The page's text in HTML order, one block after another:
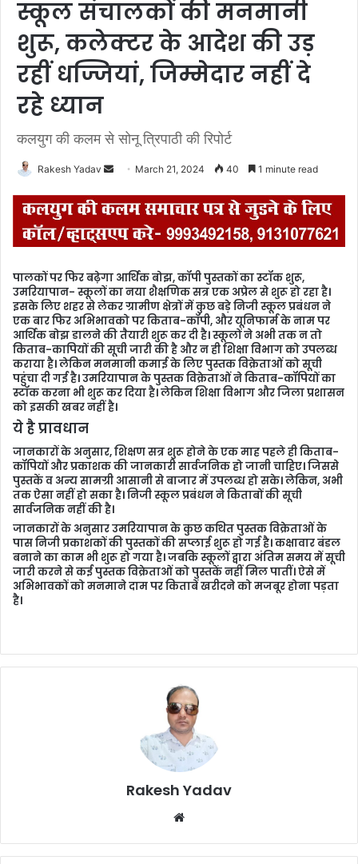
स्कूल संचालकों की मनमानी
शुरू, कलेक्टर के आदेश की उड़
रहीं धज्जियां, जिम्मेदार नहीं दे
रहे ध्यान
कलयुग की कलम से सोनू त्रिपाठी की रिपोर्ट
Rakesh Yadav
n
d
a
e
m
a
i
l
March 21, 2024 40 1 minute read
पालकों पर फिर बढ़ेगा आर्थिक बोझ, कॉपी पुस्तकों का स्टॉक शुरू,
उमरियापान- स्कूलों का नया शैक्षणिक सत्र एक अप्रेल से शुरू हो रहा है।
इसके लिए शहर से लेकर ग्रामीण क्षेत्रों में कुछ बड़े निजी स्कूल प्रबंधन ने
एक बार फिर अभिभावको पर किताब-कॉपी, और यूनिफार्म के नाम पर
आर्थिक बोझ डालने की तैयारी शुरू कर दी है। स्कूलों ने अभी तक न तो
किताब-कापियों की सूची जारी की है और न ही शिक्षा विभाग को उपलब्ध
कराया है। लेकिन मनमानी कमाई के लिए पुस्तक विक्रेताओं को सूची
पहुंचा दी गई है। उमरियापान के पुस्तक विक्रेताओं ने किताब-कॉपियों का
स्टॉक करना भी शुरू कर दिया है। लेकिन शिक्षा विभाग और जिला प्रशासन
को इसकी खबर नहीं है।
ये है प्रावधान
जानकारों के अनुसार, शिक्षण सत्र शुरू होने के एक माह पहले ही किताब-
कॉपियों और प्रकाशक की जानकारी सार्वजनिक हो जानी चाहिए। जिससे
पुस्तकें व अन्य सामग्री आसानी से बाजार में उपलब्ध हो सके। लेकिन, अभी
तक ऐसा नहीं हो सका है। निजी स्कूल प्रबंधन ने किताबों की सूची
सार्वजनिक नहीं की है।
जानकारों के अनुसार उमरियापान के कुछ कथित पुस्तक विक्रेताओं के
पास निजी प्रकाशकों की पुस्तकों की सप्लाई शुरू हो गई है। कक्षावार बंडल
बनाने का काम भी शुरू हो गया है। जबकि स्कूलों द्वारा अंतिम समय में सूची
जारी करने से कई पुस्तक विक्रेताओं को पुस्तकें नहीं मिल पातीं। ऐसे में
अभिभावकों को मनमाने दाम पर किताबें खरीदने को मजबूर होना पड़ता
है।
Rakesh Yadav
b